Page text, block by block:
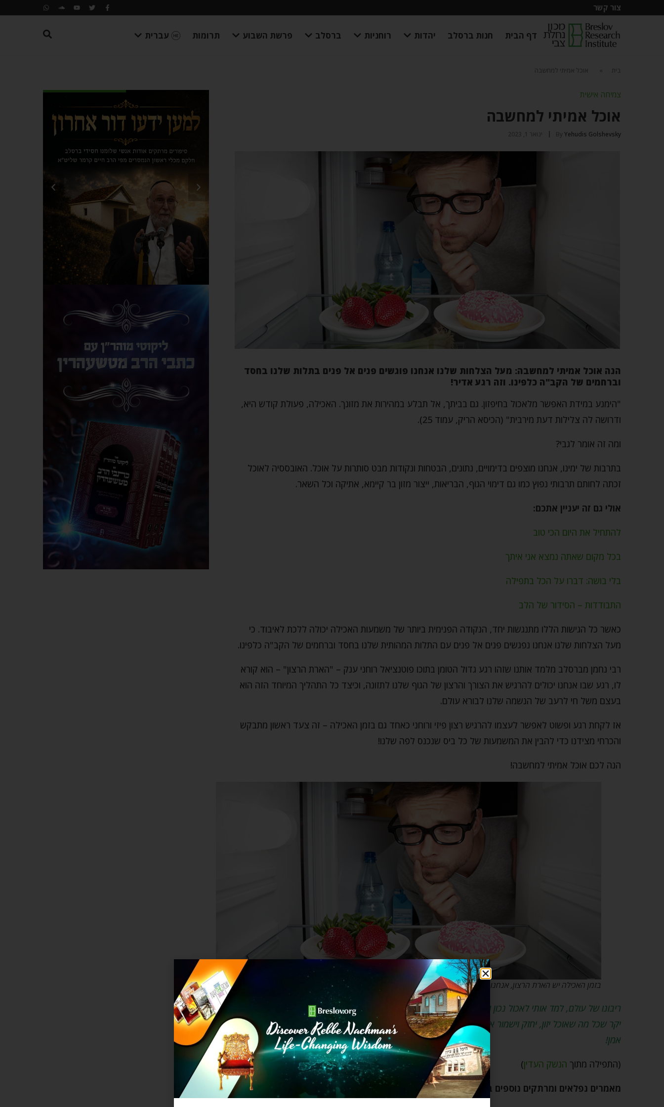
צור קשר
דף הבית חנות ברסלב יהדות רוחניות ברסלב פרשת השבוע תרומות עברית
בית אוכל אמיתי למחשבה
צמיחה אישית
אוכל אמיתי למחשבה
By Yehudis Golshevsky ינואר 1, 2023
הנה אוכל אמיתי למחשבה: מעל הצלחות שלנו אנחנו פוגשים פנים אל פנים בתלות שלנו בחסד
וברחמים של הקב"ה כלפינו. וזה רגע אדיר!
"הימנע במידת האפשר מלאכול בחיפזון. גם בביתך, אל תבלע במהירות את מזונך. האכילה, פעולת קודש היא,
ודרושה לה צלילות דעת מירבית" (הכיסא הריק, עמוד 25).
ומה זה אומר לגבי?
בתרבות של ימינו, אנחנו מוצפים בדימויים, נתונים, הבטחות ונקודות מבט סותרות על אוכל. האובססיה לאוכל
זכתה לחותם תרבותי נפוץ כמו גם דימוי הגוף, הבריאות, ייצור מזון בר קיימא, אתיקה וכל השאר.
אולי גם זה יעניין אתכם:
להתחיל את היום הכי טוב
בכל מקום שאתה נמצא אני איתך
בלי בושה: דברו על הכל בתפילה
התבודדות – הסידור של הלב
כאשר כל הגישות הללו מתנגשות יחד, הנקודה הפנימית ביותר של משמעות האכילה יכולה ללכת לאיבוד. כי
מעל הצלחות שלנו אנחנו נפגשים פנים אל פנים עם התלות המהותית שלנו בחסד וברחמים של הקב"ה כלפינו.
רבי נחמן מברסלב מלמד אותנו שזהו רגע גדול הטומן בתוכו פוטנציאל רוחני ענק – "הארת הרצון" – הוא קורא
לו, רגע שבו אנחנו יכולים להרגיש את הצורך והרצון של הגוף שלנו לתזונה, וכיצד כל התהליך המיוחד הזה הוא
בעצם משל חי לרעב של הנשמה שלנו לבורא עולם.
אז לקחת רגע ופשוט לאפשר לעצמו להרגיש רצון פיזי ורוחני כאחד גם בזמן האכילה – זה צעד ראשון מתבקש
והכרחי מצידנו כדי להבין את המשמעות של כל ביס שנכנס לפה שלנו!
הנה לכם אוכל אמיתי למחשבה!
בזמן האכילה יש הארת הרצון, אנחנו צריכים רק צריכים לבחור נכון…
ריבונו של עולם, למד אותי לאכול נכון ומהסיבות הנכונות. שמור עלי מאוכל רע ומאכילה מופרזת. ברך אותי אבא
יקר שכל מה שאוכל יזון, יחזק וישמור אותי. תן למקורות המזון שלי לייצר בי שלמות של איזון גופני, נפשי ורוחני,
אמן!
(התפילה מתוך הנשק העדין)
מאמרים נפלאים ומרתקים נוספים בנושא צמיחה אישית תמצאו בקישור הזה.